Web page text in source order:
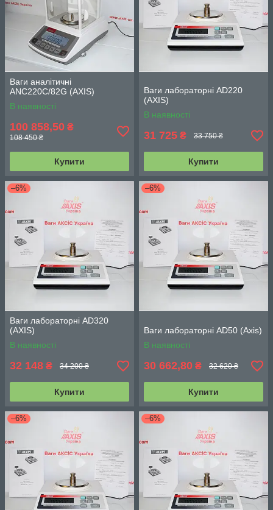
Ваги аналітичні
ANC220C/82G (АХIS)
В наявності
100 858,50 ₴
108 450 ₴
Купити
Ваги лабораторні AD220
(АХIS)
В наявності
31 725 ₴ 33 750 ₴
Купити
–6%
Ваги лабораторні AD320
(АХIS)
В наявності
32 148 ₴ 34 200 ₴
Купити
–6%
Ваги лабораторні AD50 (Axis)
В наявності
30 662,80 ₴ 32 620 ₴
Купити
–6% –6%